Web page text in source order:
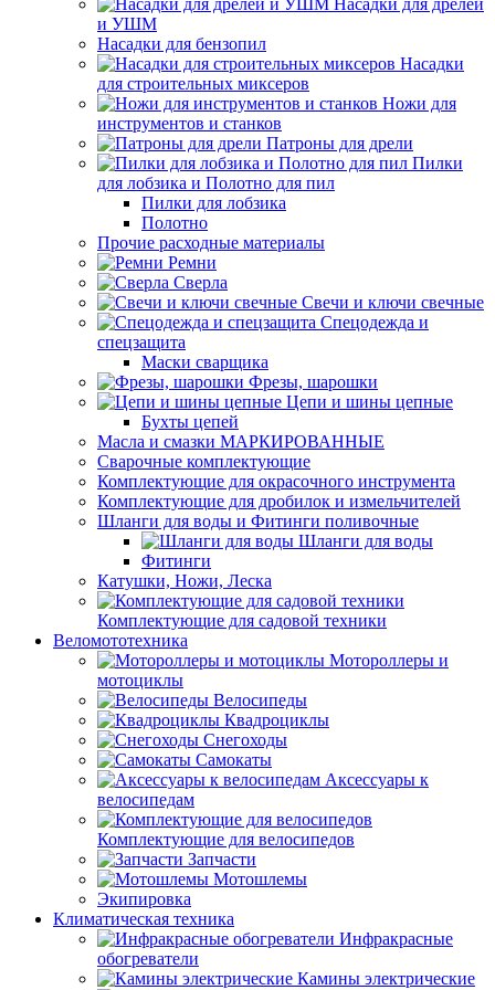
Насадки для дрелей
и УШМ
Насадки для бензопил
Насадки
для строительных миксеров
Ножи для
инструментов и станков
Патроны для дрели
Пилки
для лобзика и Полотно для пил
Пилки для лобзика
Полотно
Прочие расходные материалы
Ремни
Сверла
Свечи и ключи свечные
Спецодежда и
спецзащита
Маски сварщика
Фрезы, шарошки
Цепи и шины цепные
Бухты цепей
Масла и смазки МАРКИРОВАННЫЕ
Сварочные комплектующие
Комплектующие для окрасочного инструмента
Комплектующие для дробилок и измельчителей
Шланги для воды и Фитинги поливочные
Шланги для воды
Фитинги
Катушки, Ножи, Леска
Комплектующие для садовой техники
Веломототехника
Мотороллеры и
мотоциклы
Велосипеды
Квадроциклы
Снегоходы
Самокаты
Аксессуары к
велосипедам
Комплектующие для велосипедов
Запчасти
Мотошлемы
Экипировка
Климатическая техника
Инфракрасные
обогреватели
Камины электрические